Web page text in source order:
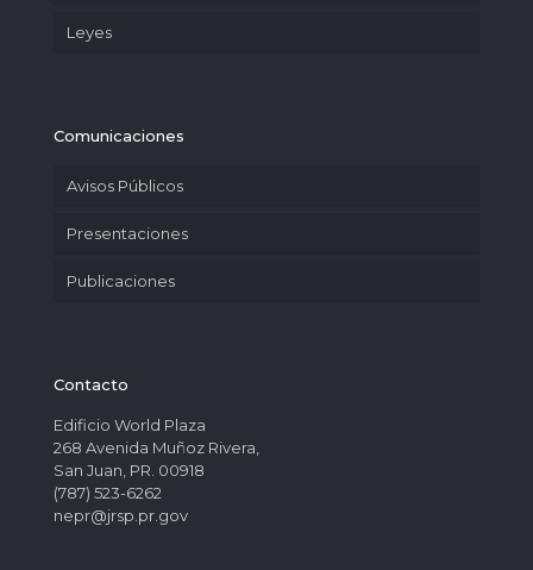
Leyes
Comunicaciones
Avisos Públicos
Presentaciones
Publicaciones
Contacto
Edificio World Plaza
268 Avenida Muñoz Rivera,
San Juan, PR. 00918
(787) 523-6262
nepr@jrsp.pr.gov